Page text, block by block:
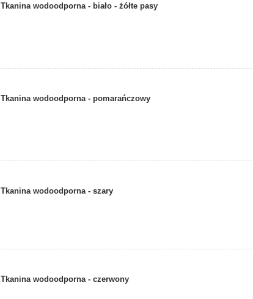
Tkanina wodoodporna - biało - żółte pasy
Tkanina wodoodporna - pomarańczowy
Tkanina wodoodporna - szary
Tkanina wodoodporna - czerwony